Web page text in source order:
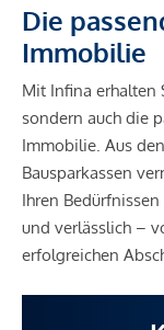
Die
Immobilie
Mit Infina erhalten
sondern auch die
Immobilie. Aus
Bausparkassen
Ihren
und verlässlich –
erfolgreichen